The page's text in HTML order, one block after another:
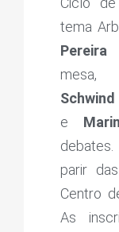
tema
Pereira
Schwind
e
parir
Centro
As